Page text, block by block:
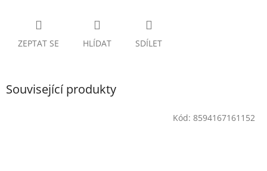
ZEPTAT SE HLÍDAT SDÍLET
Související produkty
Kód: 8594167161152